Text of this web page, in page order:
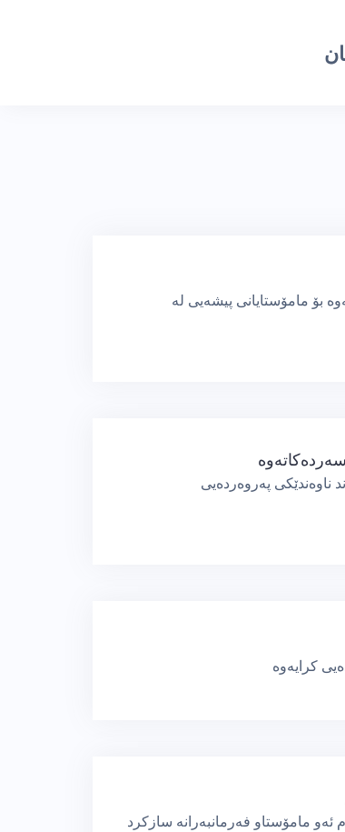
بۆ مامۆستایانی پیشەیی لە
ناوەندێكی پەروەردەیی
مامۆستاو فەرمانبەرانە سازكرد